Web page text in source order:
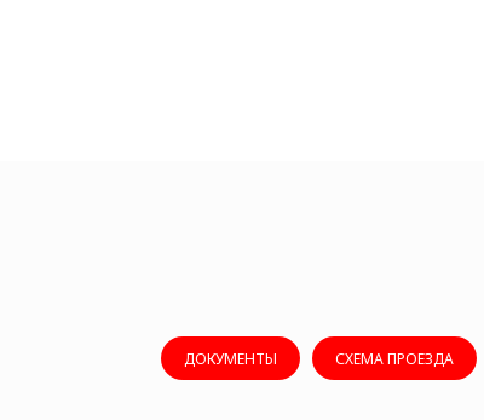
ДОКУМЕНТЫ СХЕМА ПРОЕЗДА